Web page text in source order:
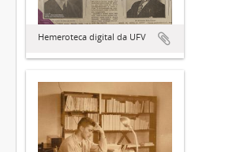
Hemeroteca digital da UFV